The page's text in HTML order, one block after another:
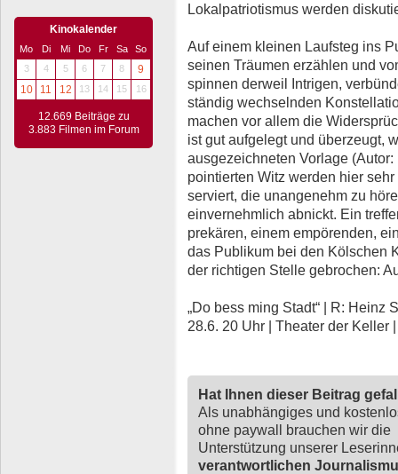
Kinokalender
Mo Di Mi Do Fr Sa
So
3
4 5 6 7 8
9
10
11 12 13 14 15 16
12.669 Beiträge zu
3.883 Filmen im Forum
Lokalpatriotismus werden
Auf einem kleinen Laufsteg ins
seinen Träumen erzählen und
spinnen derweil Intrigen,
ständig wechselnden
machen vor allem die
ist gut aufgelegt und überzeugt,
ausgezeichneten Vorlage
pointierten Witz werden hier
serviert, die unangenehm zu
einvernehmlich abnickt. Ein
prekären, einem empörenden,
das Publikum bei den Kölschen
der richtigen Stelle gebrochen:
„Do bess ming Stadt“ | R:
28.6. 20 Uhr | Theater der Keller
Hat Ihnen dieser Beitrag
Als unabhängiges und
ohne paywall brauchen wir die
Unterstützung unserer
verantwortlichen